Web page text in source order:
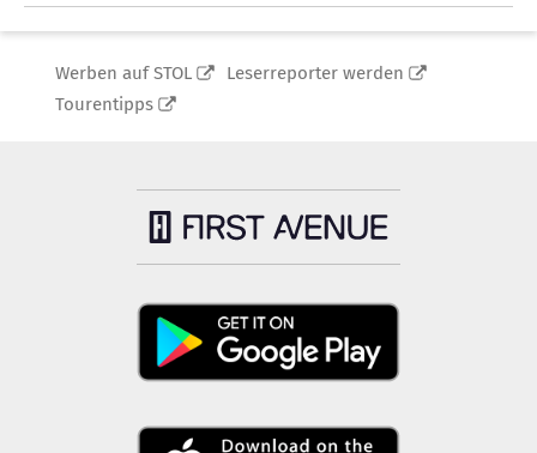
Werben auf STOL
Leserreporter werden
Tourentipps